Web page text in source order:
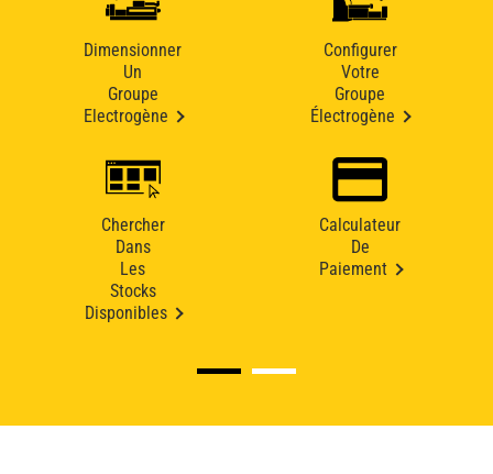
Dimensionner
Un
Groupe
Electrogène
Configurer
Votre
Groupe
Électrogène
Chercher
Dans
Les
Stocks
Disponibles
Calculateur
De
Paiement